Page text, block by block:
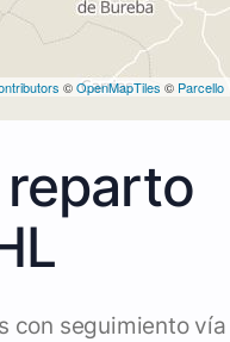
©OpenMapTiles © Parcello
con seguimiento vía